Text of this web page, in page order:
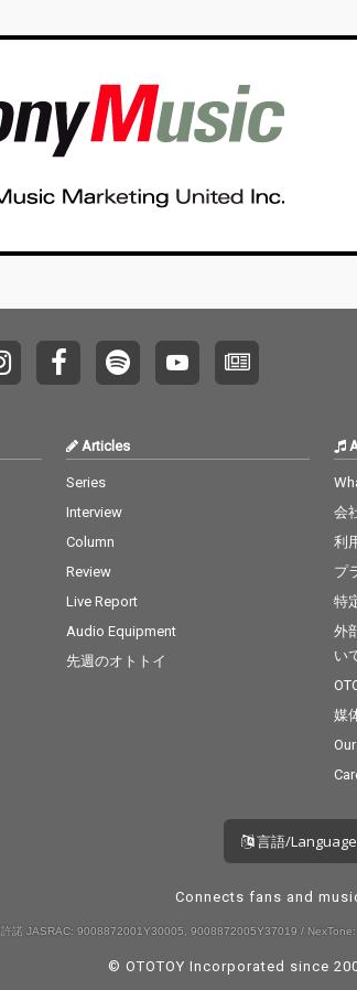
Articles
Series
Interview
Column
Review
Live Report
Audio Equipment
先週のオトトイ
会
利
プ
特
外
い
媒
言語/
Connects fans and
許諾 JASRAC: 9008872001Y30005, 9008872005Y37019 /
© OTOTOY Incorporated since